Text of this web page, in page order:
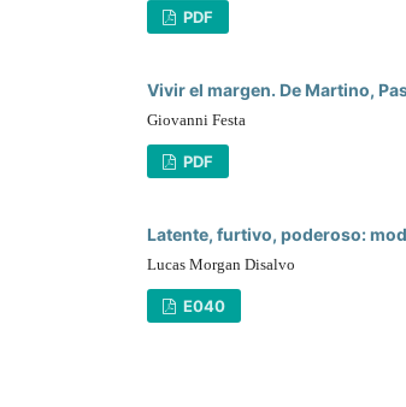
PDF
Vivir el margen. De Martino,
Giovanni Festa
PDF
Latente, furtivo, poderoso:
Lucas Morgan Disalvo
E040